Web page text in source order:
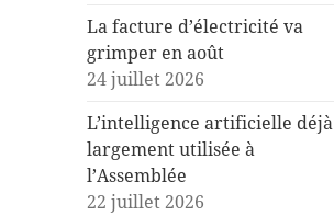
La facture d’électricité va
grimper en août
24 juillet 2026
L’intelligence artificielle déjà
largement utilisée à
l’Assemblée
22 juillet 2026